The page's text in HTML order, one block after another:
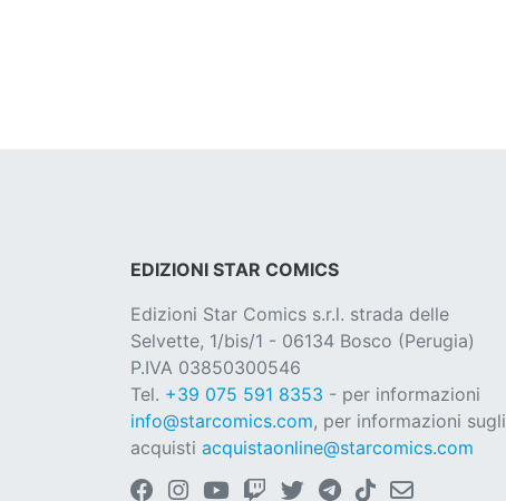
EDIZIONI STAR COMICS
Edizioni Star Comics s.r.l. strada delle
Selvette, 1/bis/1 - 06134 Bosco (Perugia)
P.IVA 03850300546
Tel. +39 075 591 8353 - per informazioni
info@starcomics.com, per informazioni sugli
acquisti acquistaonline@starcomics.com